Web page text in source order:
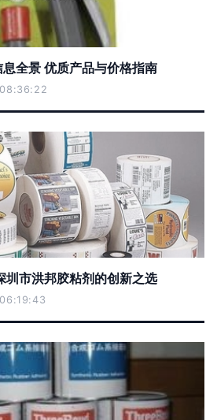
全景 优质产品与价格指南
圳市洪邦胶粘剂的创新之选